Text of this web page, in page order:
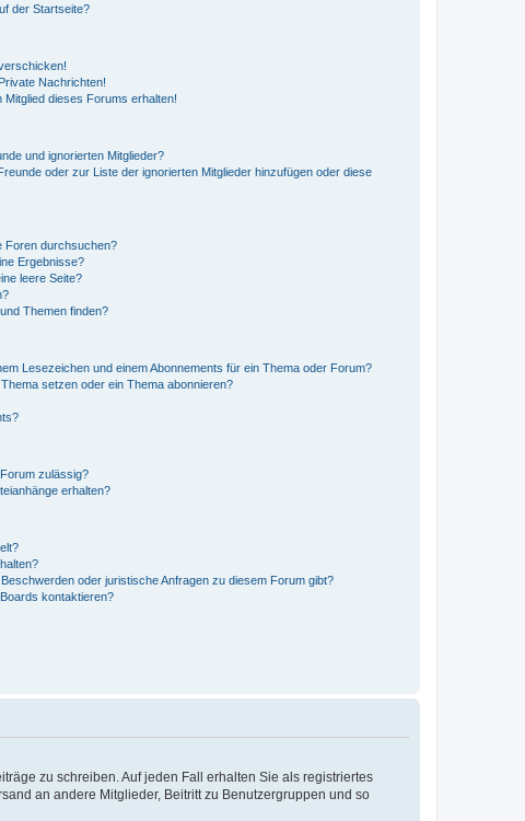
der Startseite?
Nachrichten!
Mitglied dieses Forums erhalten!
und ignorierten Mitglieder?
oder zur Liste der ignorierten Mitglieder hinzufügen oder diese
Foren durchsuchen?
Ergebnisse?
leere Seite?
Themen finden?
Lesezeichen und einem Abonnements für ein Thema oder Forum?
setzen oder ein Thema abonnieren?
zulässig?
erhalten?
oder juristische Anfragen zu diesem Forum gibt?
kontaktieren?
zu schreiben. Auf jeden Fall erhalten Sie als registriertes
an andere Mitglieder, Beitritt zu Benutzergruppen und so